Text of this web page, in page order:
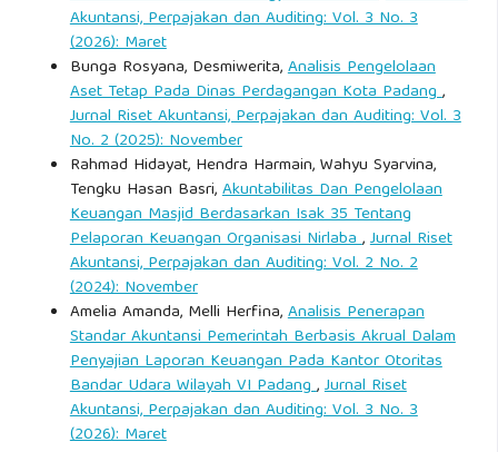
Akuntansi, Perpajakan dan Auditing: Vol. 3 No. 3
(2026): Maret
Bunga Rosyana, Desmiwerita,Analisis Pengelolaan
Aset Tetap Pada Dinas Perdagangan Kota Padang,
Jurnal Riset Akuntansi, Perpajakan dan Auditing: Vol. 3
No. 2 (2025): November
Rahmad Hidayat, Hendra Harmain, Wahyu Syarvina,
Tengku Hasan Basri,Akuntabilitas Dan Pengelolaan
Keuangan Masjid Berdasarkan Isak 35 Tentang
Pelaporan Keuangan Organisasi Nirlaba,Jurnal Riset
Akuntansi, Perpajakan dan Auditing: Vol. 2 No. 2
(2024): November
Amelia Amanda, Melli Herfina,Analisis Penerapan
Standar Akuntansi Pemerintah Berbasis Akrual Dalam
Penyajian Laporan Keuangan Pada Kantor Otoritas
Bandar Udara Wilayah VI Padang,Jurnal Riset
Akuntansi, Perpajakan dan Auditing: Vol. 3 No. 3
(2026): Maret